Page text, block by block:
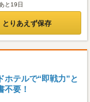
と19日
とりあえず保存
ホテルで“即戦力”と
不要！